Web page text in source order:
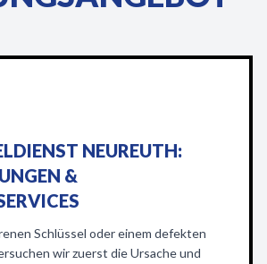
NEUREUTH:
&
Schlüssel oder einem defekten
wir zuerst die Ursache und